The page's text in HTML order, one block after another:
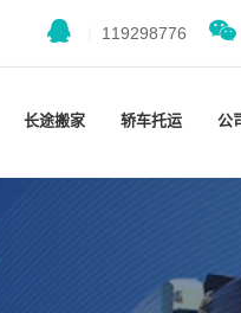
119298776
长途搬家 轿车托运 公